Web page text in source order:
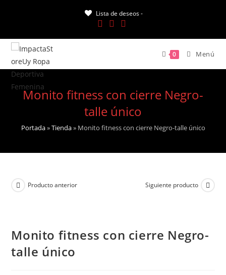
Lista de deseos -
0 Menú
Monito fitness con cierre Negro-
talle único
Portada»Tienda» Monito fitness con cierre Negro-talle único
Producto anterior Siguiente producto
Monito fitness con cierre Negro-
talle único